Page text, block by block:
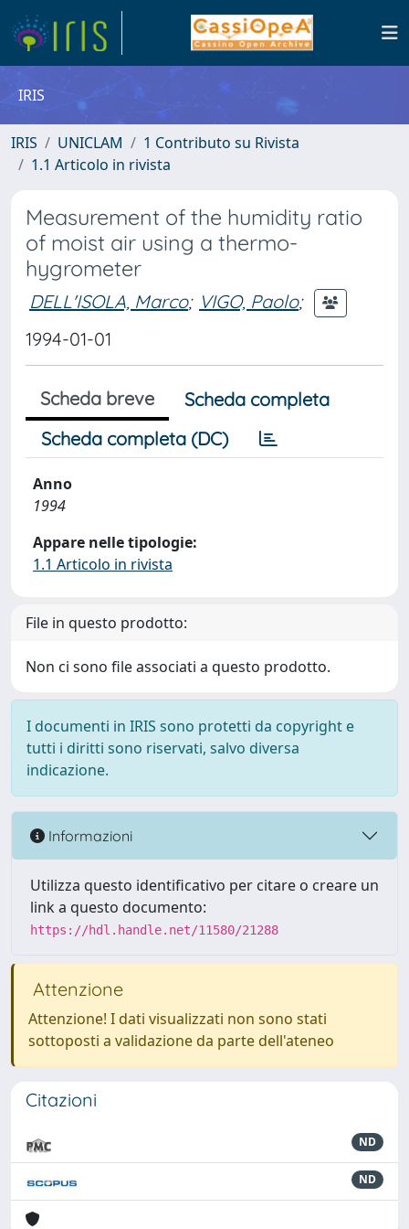
IRIS
IRIS UNICLAM
1 Contributo su Rivista
1.1 Articolo in rivista
Measurement of the humidity ratio
of moist air using a thermo-
hygrometer
DELL'ISOLA, Marco; VIGO, Paolo;
1994-01-01
Scheda breve
Scheda completa
Scheda completa (DC)
Anno
1994
Appare nelle tipologie:
1.1 Articolo in rivista
File in questo prodotto:
Non ci sono file associati a questo prodotto.
I documenti in IRIS sono protetti da copyright e
tutti i diritti sono riservati, salvo diversa
indicazione.
Informazioni
Utilizza questo identificativo per citare o creare un
link a questo documento:
https://hdl.handle.net/11580/21288
Attenzione
Attenzione! I dati visualizzati non sono stati
sottoposti a validazione da parte dell'ateneo
Citazioni
ND
ND